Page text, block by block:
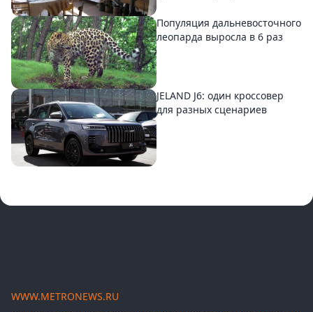
Популяция дальневосточного
леопарда выросла в 6 раз
JELAND J6: один кроссовер
для разных сценариев
WWW.METRONEWS.RU